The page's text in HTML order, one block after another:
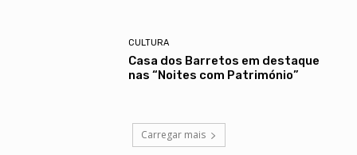
CULTURA
Casa dos Barretos em destaque
nas “Noites com Património”
Carregar mais